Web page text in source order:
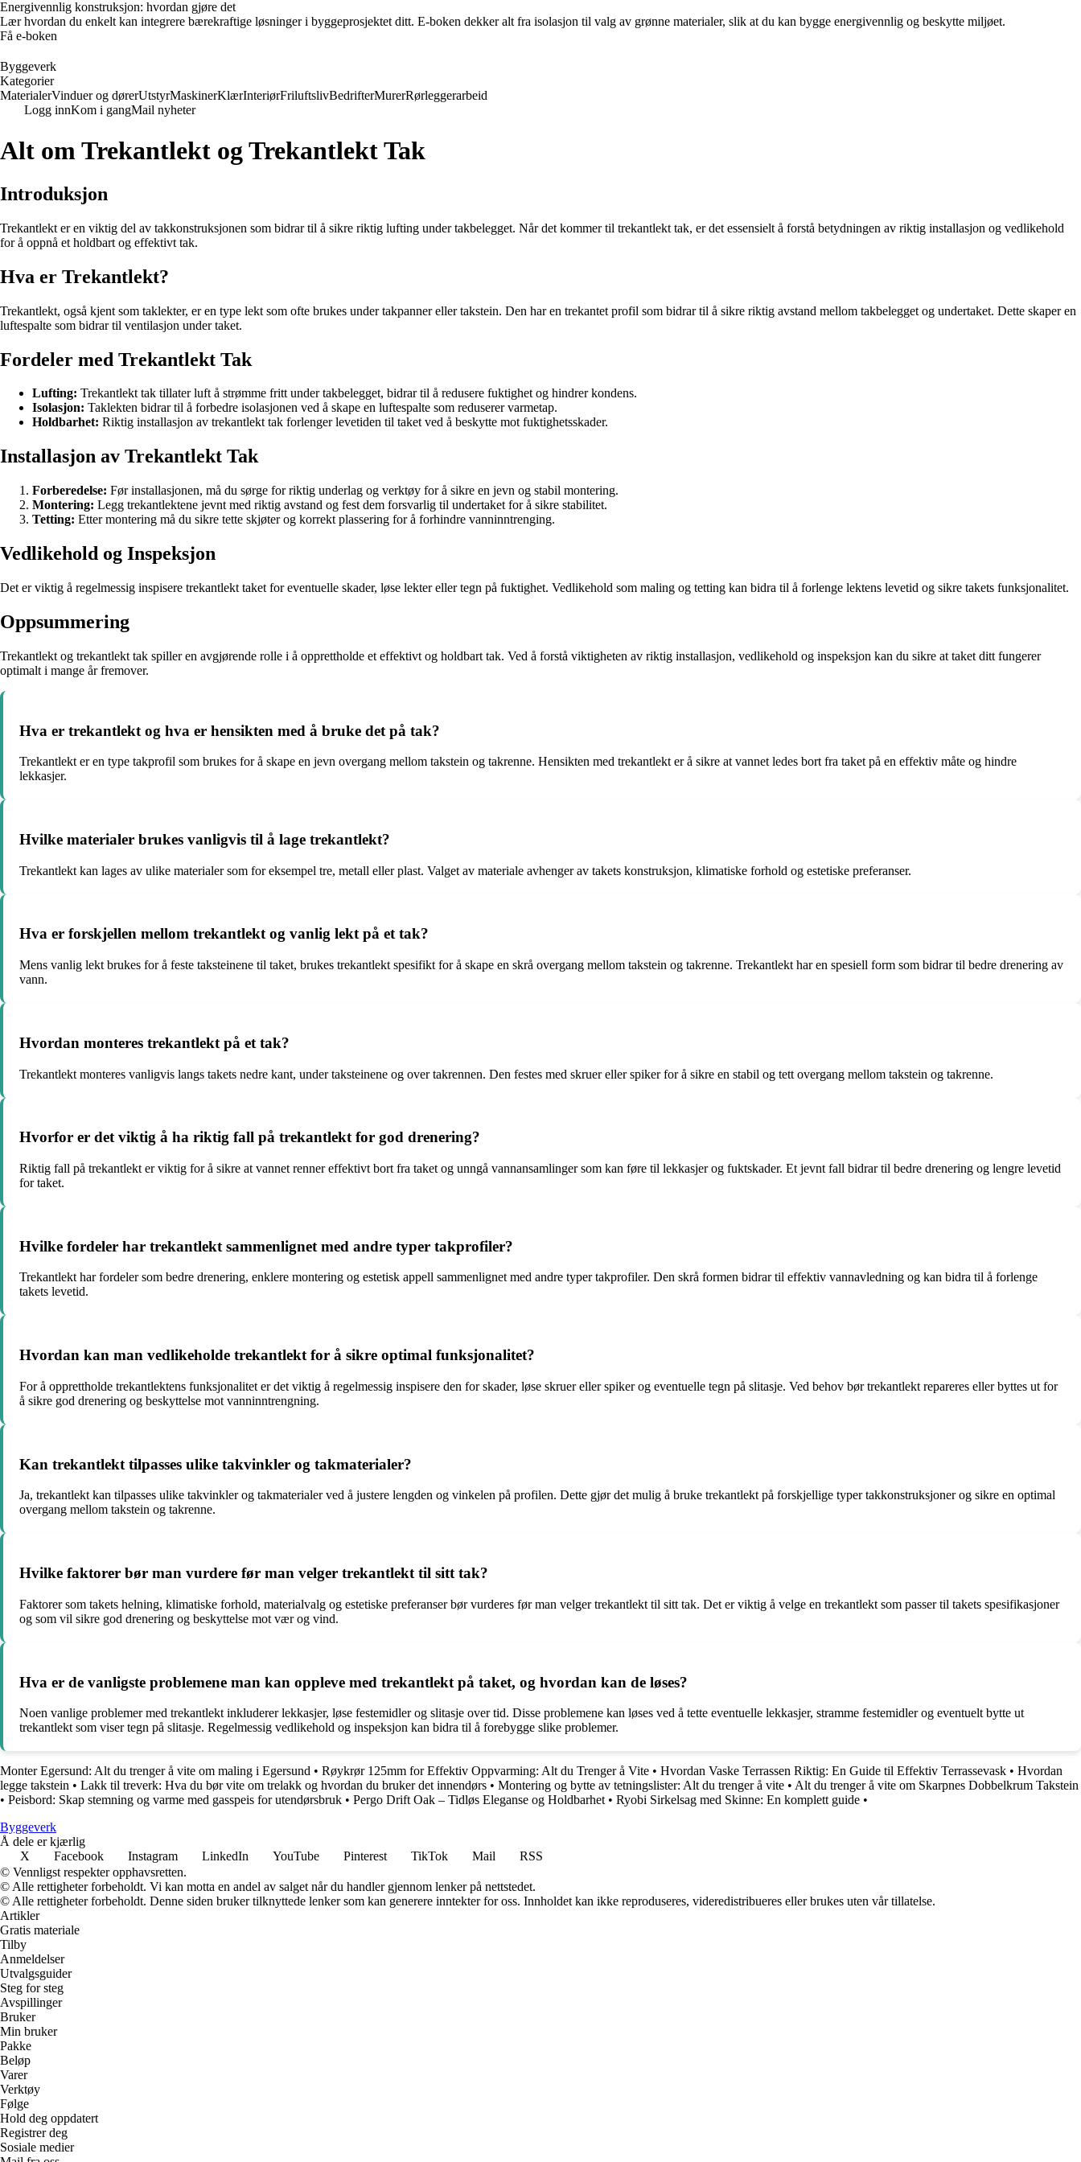
Energivennlig konstruksjon: hvordan gjøre det
Lær hvordan du enkelt kan integrere bærekraftige løsninger i byggeprosjektet ditt. E-boken dekker alt fra isolasjon til valg av grønne materialer, slik at du kan bygge energivennlig og beskytte miljøet.
Få e-boken
Byggeverk
Kategorier
MaterialerVinduer og dørerUtstyrMaskinerKlærInteriørFriluftslivBedrifterMurerRørleggerarbeid
Logg innKom i gangMail nyheter
Alt om Trekantlekt og Trekantlekt Tak
Introduksjon
Trekantlekt er en viktig del av takkonstruksjonen som bidrar til å sikre riktig lufting under takbelegget. Når det kommer til trekantlekt tak, er det essensielt å forstå betydningen av riktig installasjon og vedlikehold
for å oppnå et holdbart og effektivt tak.
Hva er Trekantlekt?
Trekantlekt, også kjent som taklekter, er en type lekt som ofte brukes under takpanner eller takstein. Den har en trekantet profil som bidrar til å sikre riktig avstand mellom takbelegget og undertaket. Dette skaper en
luftespalte som bidrar til ventilasjon under taket.
Fordeler med Trekantlekt Tak
Lufting: Trekantlekt tak tillater luft å strømme fritt under takbelegget, bidrar til å redusere fuktighet og hindrer kondens.
Isolasjon: Taklekten bidrar til å forbedre isolasjonen ved å skape en luftespalte som reduserer varmetap.
Holdbarhet: Riktig installasjon av trekantlekt tak forlenger levetiden til taket ved å beskytte mot fuktighetsskader.
Installasjon av Trekantlekt Tak
Forberedelse: Før installasjonen, må du sørge for riktig underlag og verktøy for å sikre en jevn og stabil montering.
Montering: Legg trekantlektene jevnt med riktig avstand og fest dem forsvarlig til undertaket for å sikre stabilitet.
Tetting: Etter montering må du sikre tette skjøter og korrekt plassering for å forhindre vanninntrenging.
Vedlikehold og Inspeksjon
Det er viktig å regelmessig inspisere trekantlekt taket for eventuelle skader, løse lekter eller tegn på fuktighet. Vedlikehold som maling og tetting kan bidra til å forlenge lektens levetid og sikre takets funksjonalitet.
Oppsummering
Trekantlekt og trekantlekt tak spiller en avgjørende rolle i å opprettholde et effektivt og holdbart tak. Ved å forstå viktigheten av riktig installasjon, vedlikehold og inspeksjon kan du sikre at taket ditt fungerer
optimalt i mange år fremover.
Hva er trekantlekt og hva er hensikten med å bruke det på tak?
Trekantlekt er en type takprofil som brukes for å skape en jevn overgang mellom takstein og takrenne. Hensikten med trekantlekt er å sikre at vannet ledes bort fra taket på en effektiv måte og hindre
lekkasjer.
Hvilke materialer brukes vanligvis til å lage trekantlekt?
Trekantlekt kan lages av ulike materialer som for eksempel tre, metall eller plast. Valget av materiale avhenger av takets konstruksjon, klimatiske forhold og estetiske preferanser.
Hva er forskjellen mellom trekantlekt og vanlig lekt på et tak?
Mens vanlig lekt brukes for å feste taksteinene til taket, brukes trekantlekt spesifikt for å skape en skrå overgang mellom takstein og takrenne. Trekantlekt har en spesiell form som bidrar til bedre drenering av
vann.
Hvordan monteres trekantlekt på et tak?
Trekantlekt monteres vanligvis langs takets nedre kant, under taksteinene og over takrennen. Den festes med skruer eller spiker for å sikre en stabil og tett overgang mellom takstein og takrenne.
Hvorfor er det viktig å ha riktig fall på trekantlekt for god drenering?
Riktig fall på trekantlekt er viktig for å sikre at vannet renner effektivt bort fra taket og unngå vannansamlinger som kan føre til lekkasjer og fuktskader. Et jevnt fall bidrar til bedre drenering og lengre levetid
for taket.
Hvilke fordeler har trekantlekt sammenlignet med andre typer takprofiler?
Trekantlekt har fordeler som bedre drenering, enklere montering og estetisk appell sammenlignet med andre typer takprofiler. Den skrå formen bidrar til effektiv vannavledning og kan bidra til å forlenge
takets levetid.
Hvordan kan man vedlikeholde trekantlekt for å sikre optimal funksjonalitet?
For å opprettholde trekantlektens funksjonalitet er det viktig å regelmessig inspisere den for skader, løse skruer eller spiker og eventuelle tegn på slitasje. Ved behov bør trekantlekt repareres eller byttes ut for
å sikre god drenering og beskyttelse mot vanninntrengning.
Kan trekantlekt tilpasses ulike takvinkler og takmaterialer?
Ja, trekantlekt kan tilpasses ulike takvinkler og takmaterialer ved å justere lengden og vinkelen på profilen. Dette gjør det mulig å bruke trekantlekt på forskjellige typer takkonstruksjoner og sikre en optimal
overgang mellom takstein og takrenne.
Hvilke faktorer bør man vurdere før man velger trekantlekt til sitt tak?
Faktorer som takets helning, klimatiske forhold, materialvalg og estetiske preferanser bør vurderes før man velger trekantlekt til sitt tak. Det er viktig å velge en trekantlekt som passer til takets spesifikasjoner
og som vil sikre god drenering og beskyttelse mot vær og vind.
Hva er de vanligste problemene man kan oppleve med trekantlekt på taket, og hvordan kan de løses?
Noen vanlige problemer med trekantlekt inkluderer lekkasjer, løse festemidler og slitasje over tid. Disse problemene kan løses ved å tette eventuelle lekkasjer, stramme festemidler og eventuelt bytte ut
trekantlekt som viser tegn på slitasje. Regelmessig vedlikehold og inspeksjon kan bidra til å forebygge slike problemer.
Monter Egersund: Alt du trenger å vite om maling i Egersund • Røykrør 125mm for Effektiv Oppvarming: Alt du Trenger å Vite • Hvordan Vaske Terrassen Riktig: En Guide til Effektiv Terrassevask • Hvordan
legge takstein • Lakk til treverk: Hva du bør vite om trelakk og hvordan du bruker det innendørs • Montering og bytte av tetningslister: Alt du trenger å vite • Alt du trenger å vite om Skarpnes Dobbelkrum Takstein
• Peisbord: Skap stemning og varme med gasspeis for utendørsbruk • Pergo Drift Oak – Tidløs Eleganse og Holdbarhet • Ryobi Sirkelsag med Skinne: En komplett guide •
Byggeverk
Å dele er kjærlig
X
Facebook Instagram LinkedIn YouTube Pinterest TikTok Mail
RSS
© Vennligst respekter opphavsretten.
© Alle rettigheter forbeholdt. Vi kan motta en andel av salget når du handler gjennom lenker på nettstedet.
© Alle rettigheter forbeholdt. Denne siden bruker tilknyttede lenker som kan generere inntekter for oss. Innholdet kan ikke reproduseres, videredistribueres eller brukes uten vår tillatelse.
Artikler
Gratis materiale
Tilby
Anmeldelser
Utvalgsguider
Steg for steg
Avspillinger
Bruker
Min bruker
Pakke
Beløp
Varer
Verktøy
Følge
Hold deg oppdatert
Registrer deg
Sosiale medier